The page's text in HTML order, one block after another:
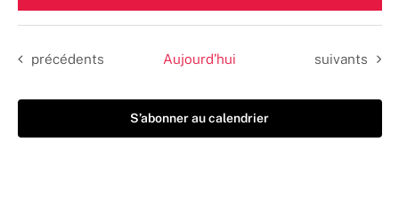
une
date.
Évènements
précédents Aujourd’hui Évènements
suivants
S’abonner au calendrier